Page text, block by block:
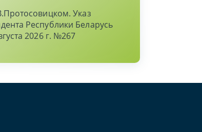
Указ
Республики Беларусь
2026 г. №267